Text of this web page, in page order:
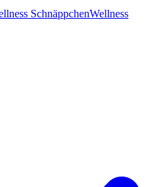
SchnäppchenWellness